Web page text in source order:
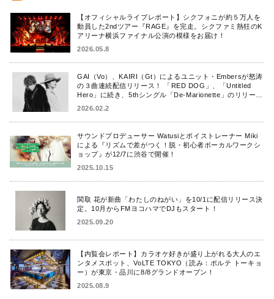
【オフィシャルライブレポート】シクフォニが約５万人を
動員した2ndツアー『RAGE』を完走。シクファミ熱狂のK
アリーナ横浜ファイナル公演の模様をお届け！
2026.05.8
GAI（Vo）、KAIRI（Gt）によるユニット・Embersが怒涛
の３曲連続配信リリース！ 「RED DOG」、「Untitled
Hero」に続き、5thシングル「De-Marionette」のリリース
2026.02.2
サウンドプロデューサー Watusiとボイストレーナー Miki
による『リズムで差がつく！脱・初心者ボーカルワークシ
ョップ』が12/7に渋谷で開催！
2025.10.15
関取 花が新曲「わたしのねがい」を10/1に配信リリース決
定。10月からFMヨコハマでDJもスタート！
2025.09.20
【内覧会レポート】カラオケ好きが盛り上がれる大人のエ
ンタメスポット、VoLTE TOKYO（読み：ボルテ トーキョ
ー）が東京・品川に8/8グランドオープン！
2025.08.9